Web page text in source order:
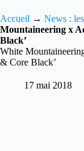
Accueil → News :
Mountaineering x
Black’
White
& Core Black’
17 mai 2018